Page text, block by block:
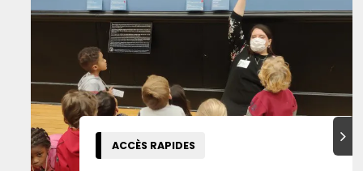
ACCÈS RAPIDES